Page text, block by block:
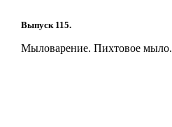
Выпуск 115.
Мыловарение. Пихтовое мыло.